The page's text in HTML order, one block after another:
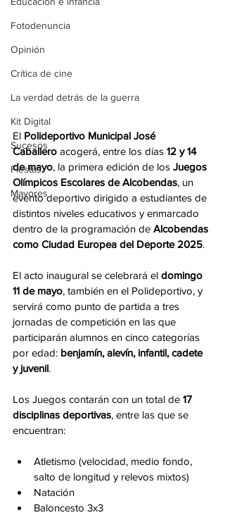
Fotodenuncia
Opinión
Crítica de cine
La verdad detrás de la guerra
Kit Digital
Sucesos
Fiestas
Mayores
El Polideportivo Municipal José
Caballero acogerá, entre los días 12 y 14
de mayo, la primera edición de los Juegos
Olímpicos Escolares de Alcobendas, un
evento deportivo dirigido a estudiantes de
distintos niveles educativos y enmarcado
dentro de la programación de Alcobendas
como Ciudad Europea del Deporte 2025.
El acto inaugural se celebrará el domingo
11 de mayo, también en el Polideportivo, y
servirá como punto de partida a tres
jornadas de competición en las que
participarán alumnos en cinco categorías
por edad: benjamín, alevín, infantil, cadete
y juvenil.
Los Juegos contarán con un total de 17
disciplinas deportivas, entre las que se
encuentran:
Atletismo (velocidad, medio fondo,
salto de longitud y relevos mixtos)
Natación
Baloncesto 3x3